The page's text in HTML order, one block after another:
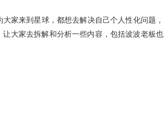
家来到星球，都想去解决自己个人性化问题，
大家去拆解和分析一些内容，包括波波老板也